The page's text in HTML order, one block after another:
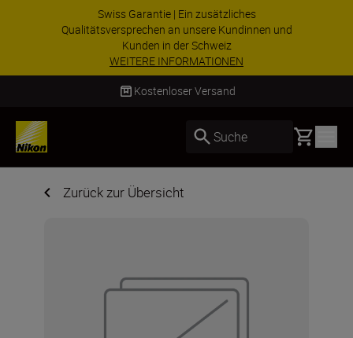
ZUBEHÖR IM ANGEBOT | Sparen Sie 15
ausgewähltes Zubehör und
Ihre Ausrüstu...
Kostenloser Versand
Suche Basket
Zurück zur Übersicht